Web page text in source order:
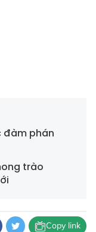
đàm phán
trào
Copy link